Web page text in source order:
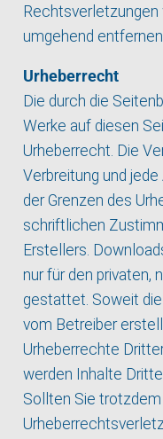
Rechtsverletzungen
umgehend
Urheberrecht
Die durch die
Werke auf diesen
Urheberrecht. Die
Verbreitung und
der Grenzen des
schriftlichen
Erstellers.
nur für den privaten,
gestattet. Soweit
vom Betreiber
Urheberrechte
werden Inhalte
Sollten Sie